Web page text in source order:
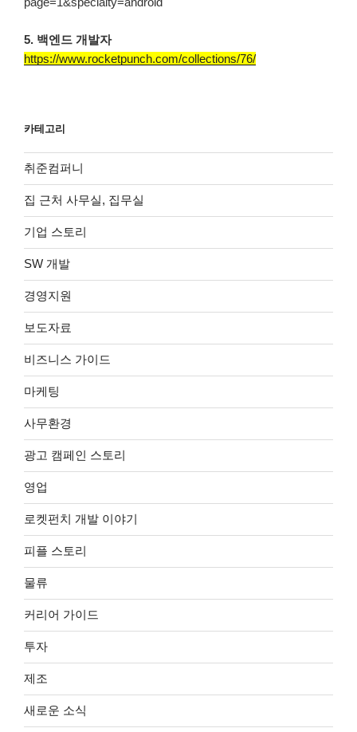
5. 백엔드 개발자
https://www.rocketpunch.com/collections/76/
카테고리
취준컴퍼니
집 근처 사무실, 집무실
기업 스토리
SW 개발
경영지원
보도자료
비즈니스 가이드
마케팅
사무환경
광고 캠페인 스토리
영업
로켓펀치 개발 이야기
피플 스토리
물류
커리어 가이드
투자
제조
새로운 소식